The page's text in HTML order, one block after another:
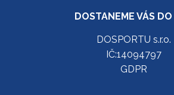
DOSTANEME VÁS DO
DOSPORTU s.r.o.
IČ:14094797
GDPR